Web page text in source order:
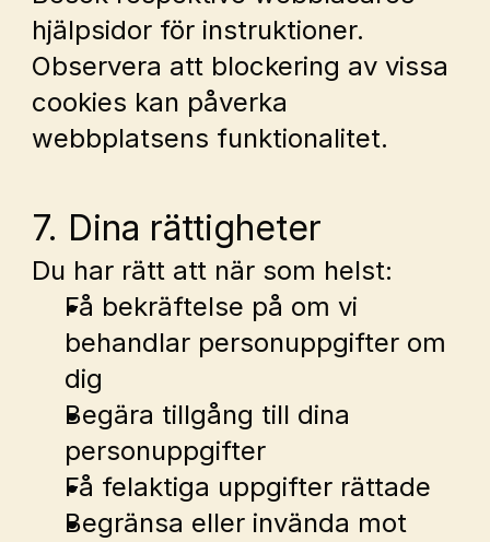
hjälpsidor för instruktioner.
Observera att blockering av vissa
cookies kan påverka
webbplatsens funktionalitet.
7. Dina rättigheter
Du har rätt att när som helst:
Få bekräftelse på om vi
behandlar personuppgifter om
dig
Begära tillgång till dina
personuppgifter
Få felaktiga uppgifter rättade
Begränsa eller invända mot